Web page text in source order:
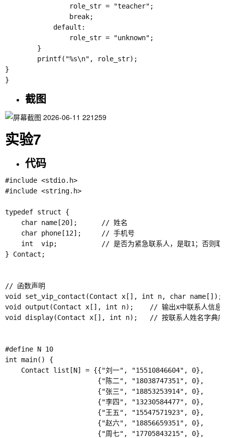
                role_str = "teacher";
                break;
            default:
                role_str = "unknown";
        }
        printf("%s\n", role_str);
}
截图
实验7
代码
#include <stdio.h>
#include <string.h>
typedef struct {
    char name[20];      // 姓名
    char phone[12];     // 手机号
int  vip;           // 是否为紧急联系人，是取1；否则取
} Contact;
// 函数声明
void set_vip_contact(Contact x[], int n, char name[]);
void output(Contact x[], int n);    // 输出x中联系人信息
void display(Contact x[], int n);   // 按联系人姓名字典序升
#define N 10
int main() {
    Contact list[N] = {{"刘一", "15510846604", 0},
                       {"陈二", "18038747351", 0},
                       {"张三", "18853253914", 0},
                       {"李四", "13230584477", 0},
                       {"王五", "15547571923", 0},
                       {"赵六", "18856659351", 0},
                       {"周七", "17705843215", 0},